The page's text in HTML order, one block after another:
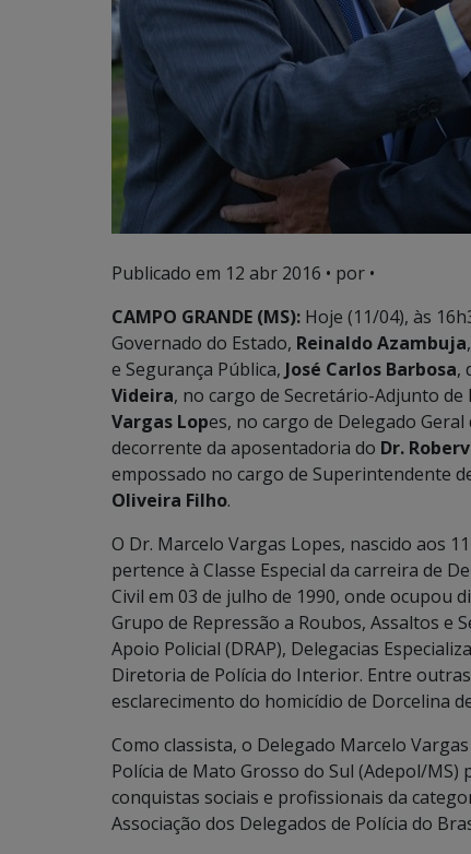
Publicado em 12 abr 2016 • por •
CAMPO GRANDE (MS): Hoje (11/04), às
Governado do Estado, Reinaldo Azambuja
e Segurança Pública, José Carlos Barbosa,
Videira, no cargo de Secretário-Adjunto de
Vargas Lopes, no cargo de Delegado
decorrente da aposentadoria do Dr.
empossado no cargo de Superintendente
Oliveira Filho.
O Dr. Marcelo Vargas Lopes, nascido aos
pertence à Classe Especial da carreira de
Civil em 03 de julho de 1990, onde ocupou
Grupo de Repressão a Roubos, Assaltos e
Apoio Policial (DRAP), Delegacias
Diretoria de Polícia do Interior. Entre
esclarecimento do homicídio de Dorcelina
Como classista, o Delegado Marcelo
Polícia de Mato Grosso do Sul (Adepol/
conquistas sociais e profissionais da
Associação dos Delegados de Polícia do